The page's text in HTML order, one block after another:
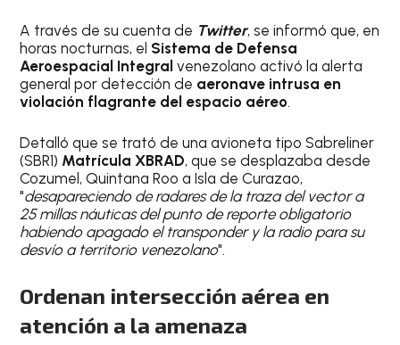
A través de su cuenta de Twitter, se informó que, en
horas nocturnas, el Sistema de Defensa
Aeroespacial Integral venezolano activó la alerta
general por detección de aeronave intrusa en
violación flagrante del espacio aéreo.
Detalló que se trató de una avioneta tipo Sabreliner
(SBR1) Matrícula XBRAD, que se desplazaba desde
Cozumel, Quintana Roo a Isla de Curazao,
"desapareciendo de radares de la traza del vector a
25 millas náuticas del punto de reporte obligatorio
habiendo apagado el transponder y la radio para su
desvío a territorio venezolano".
Ordenan intersección aérea en
atención a la amenaza